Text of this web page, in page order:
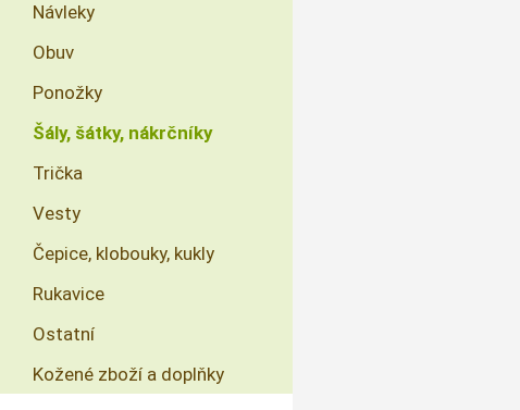
Návleky
Obuv
Ponožky
Šály, šátky, nákrčníky
Trička
Vesty
Čepice, klobouky, kukly
Rukavice
Ostatní
Kožené zboží a doplňky